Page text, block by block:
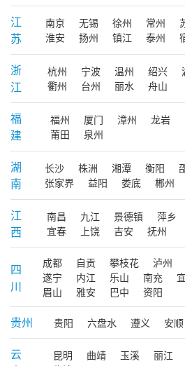
江
苏
南京 无锡 徐州 常州
淮安
扬州 镇江 泰州
浙
江
杭州 宁波 温州 绍兴
衢州
台州 丽水 舟山
福
建
福州 厦门 漳州 龙岩
莆田
泉州
湖
南
长沙 株洲 湘潭 衡阳
张家界
益阳 娄底 郴州
江
西
南昌 九江 景德镇 萍乡
宜春
上饶 吉安 抚州
四
川
成都 自贡 攀枝花 泸州
遂宁
内江 乐山 南充
眉山
雅安 巴中 资阳
贵州 贵阳 六盘水 遵义 安顺
云
昆明 曲靖 玉溪 丽江